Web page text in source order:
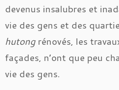
devenus insalubres et
vie des gens et des
hutongrénovés, les
façades, n’ont que peu
vie des gens.